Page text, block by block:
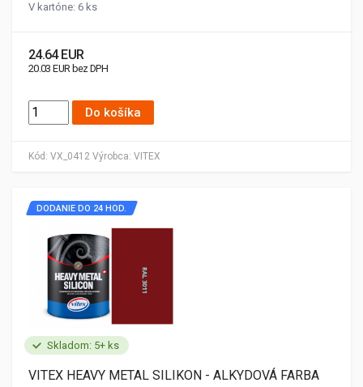
Kód: VX_0412 Výrobca: VITEX
V kartóne: 6 ks
24.64 EUR
20.03 EUR bez DPH
Do košíka
Skladom: 5+ ks
DODANIE DO 24 HOD.
VITEX HEAVY METAL SILIKON - ALKYDOVÁ FARBA